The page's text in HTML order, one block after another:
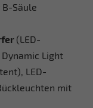
Säule
(LED-
Light
LED-
mit